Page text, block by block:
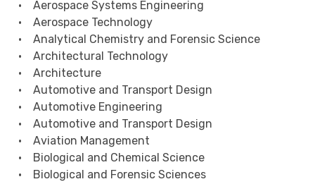
• Aerospace Systems Engineering
• Aerospace Technology
• Analytical Chemistry and Forensic Science
• Architectural Technology
• Architecture
• Automotive and Transport Design
• Automotive Engineering
• Automotive and Transport Design
• Aviation Management
• Biological and Chemical Science
• Biological and Forensic Sciences